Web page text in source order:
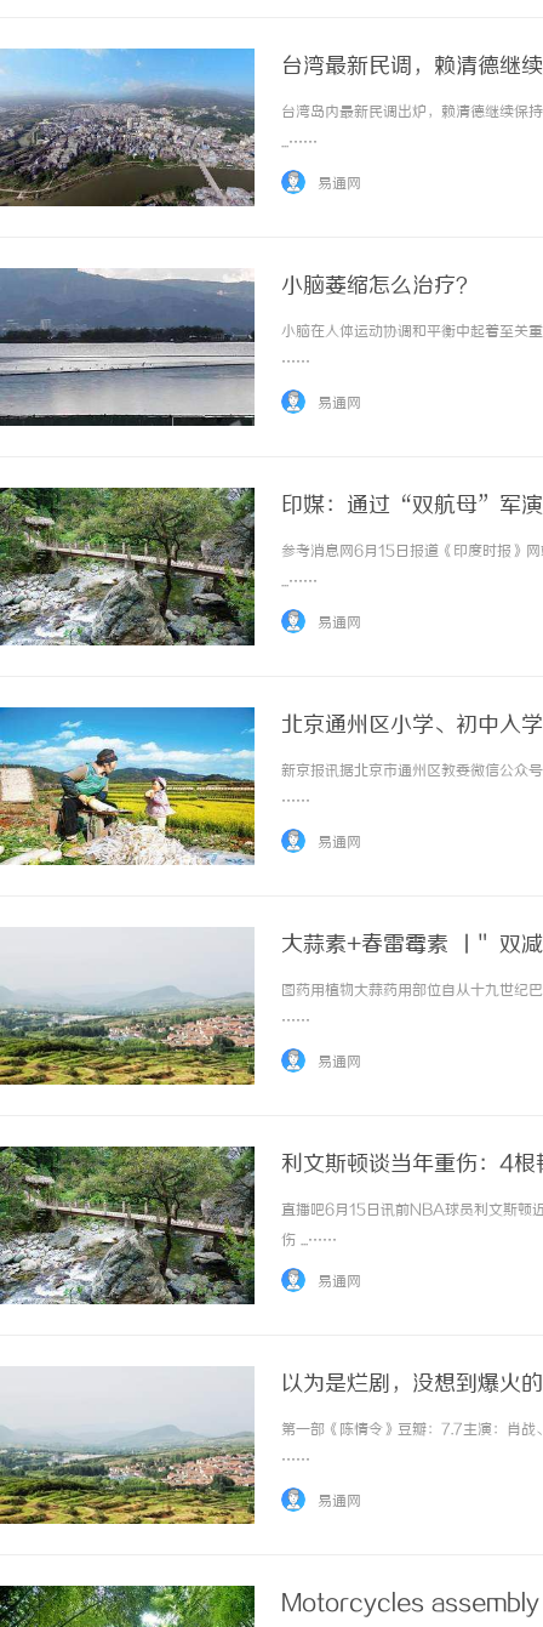
台湾最新民调，赖清德继
台湾岛内最新民调出炉，赖清德继续保
...……
易通网
小脑萎缩怎么治疗？
小脑在人体运动协调和平衡中起着至关
……
易通网
印媒：通过“双航母”军
参考消息网6月15日报道《印度时报》
...……
易通网
北京通州区小学、初中入
新京报讯据北京市通州区教委微信公众
……
易通网
大蒜素+春雷霉素 丨″双
图药用植物大蒜药用部位自从十九世纪
……
易通网
利文斯顿谈当年重伤：4
直播吧6月15日讯前NBA球员利文斯顿
伤 ...……
易通网
以为是烂剧，没想到爆火
第一部《陈情令》豆瓣：7.7主演：肖战
……
易通网
Motorcycles assembly